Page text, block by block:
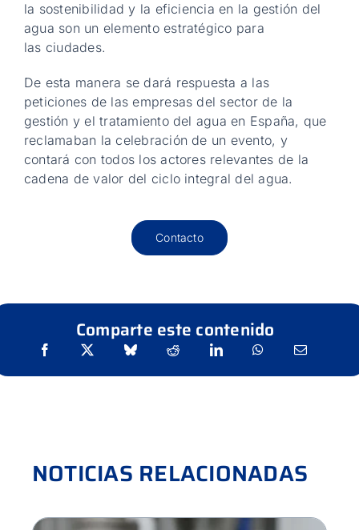
la sostenibilidad y la eficiencia en la gestión del
agua son un elemento estratégico para
las ciudades.
De esta manera se dará respuesta a las
peticiones de las empresas del sector de la
gestión y el tratamiento del agua en España, que
reclamaban la celebración de un evento, y
contará con todos los actores relevantes de la
cadena de valor del ciclo integral del agua.
Contacto
Comparte este contenido
NOTICIAS RELACIONADAS